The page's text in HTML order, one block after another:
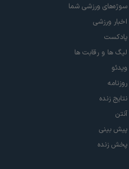
سوژه‌های ورزشی شما
اخبار ورزشی
پادکست
لیگ ها و رقابت ها
ویدئو
روزنامه
نتایج زنده
آنتن
پیش بینی
پخش زنده